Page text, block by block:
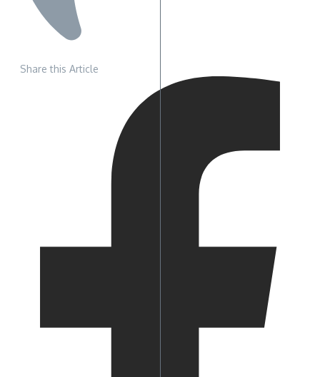
Share this Article